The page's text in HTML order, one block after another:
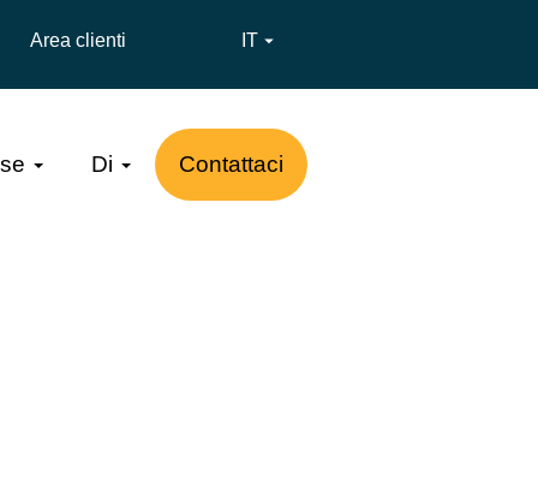
Area clienti IT 
Di Contattaci